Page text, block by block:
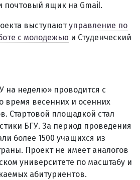
почтовый ящик на Gmail.
выступаютуправление по
с молодежью и Студенческий
на неделю» проводится с
время весенних и осенних
Стартовой площадкой стал
БГУ. За период проведения
более 1500 учащихся из
Проект не имеет аналогов
университете по масштабу и
абитуриентов.